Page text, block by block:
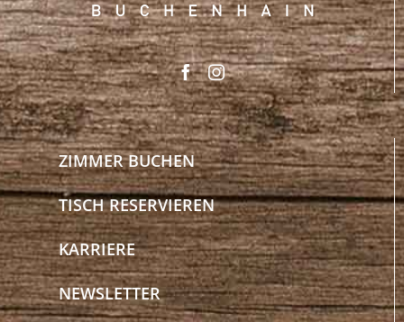
ZIMMER BUCHEN
TISCH RESERVIEREN
KARRIERE
NEWSLETTER